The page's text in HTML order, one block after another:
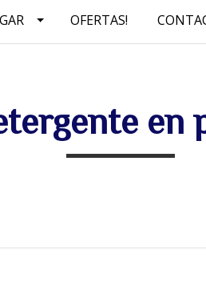
OFERTAS!
en